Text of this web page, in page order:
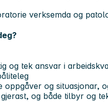
verksemda og
og tek ansvar i
oppgåver og situasjonar,
og både tilbyr og